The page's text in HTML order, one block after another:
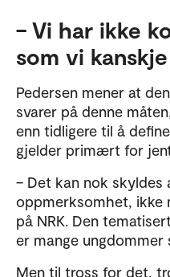
– Vi har ikke
som vi
Pedersen mener at
svarer på denne
enn tidligere til å
gjelder primært for
– Det kan nok
oppmerksomhet, ikke
på NRK. Den
er mange
Men til tross for det,